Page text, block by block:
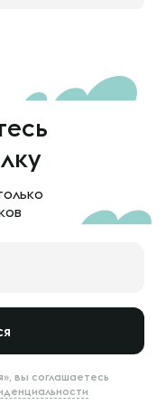
вы соглашаетесь